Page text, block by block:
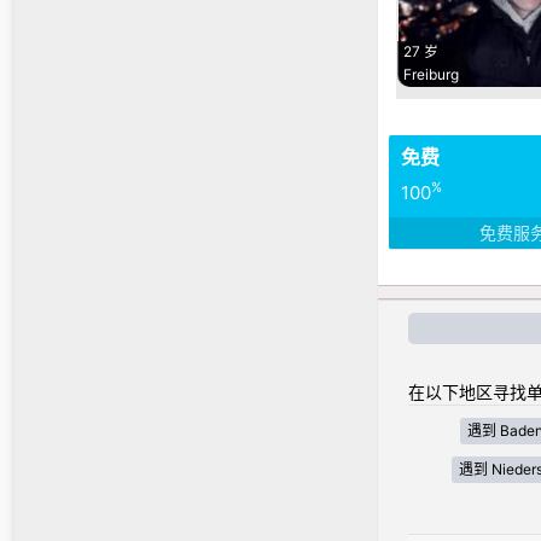
27 岁
Freiburg
免费
100%
免费服
在以下地区寻找
遇到
遇到